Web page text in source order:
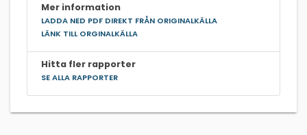
Mer information
LADDA NED PDF DIREKT FRÅN ORIGINALKÄLLA
LÄNK TILL ORGINALKÄLLA
Hitta fler rapporter
SE ALLA RAPPORTER